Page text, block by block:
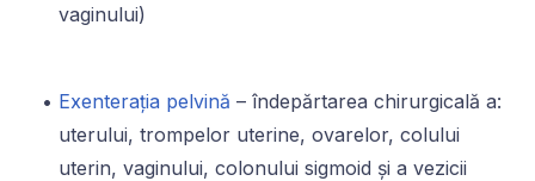
vaginului)
Exenterația pelvină – îndepărtarea chirurgicală a:
uterului, trompelor uterine, ovarelor, colului
uterin, vaginului, colonului sigmoid și a vezicii